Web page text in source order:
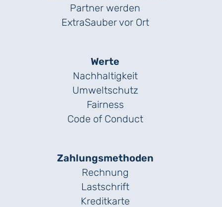
Partner werden
ExtraSauber vor Ort
Werte
Nachhaltigkeit
Umweltschutz
Fairness
Code of Conduct
Zahlungs­methoden
Rechnung
Lastschrift
Kreditkarte